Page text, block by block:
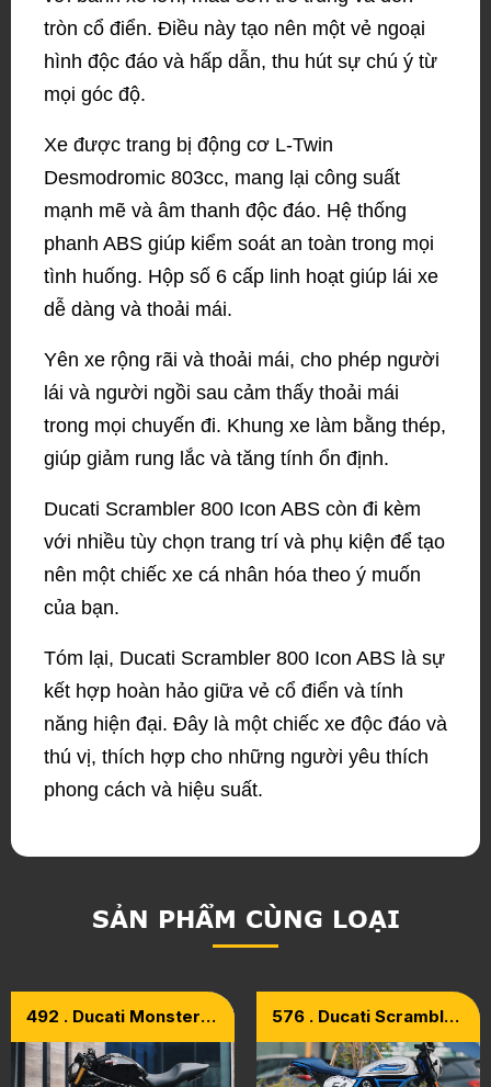
tròn cổ điển. Điều này tạo nên một vẻ ngoại
hình độc đáo và hấp dẫn, thu hút sự chú ý từ
mọi góc độ.
Xe được trang bị động cơ L-Twin
Desmodromic 803cc, mang lại công suất
mạnh mẽ và âm thanh độc đáo. Hệ thống
phanh ABS giúp kiểm soát an toàn trong mọi
tình huống. Hộp số 6 cấp linh hoạt giúp lái xe
dễ dàng và thoải mái.
Yên xe rộng rãi và thoải mái, cho phép người
lái và người ngồi sau cảm thấy thoải mái
trong mọi chuyến đi. Khung xe làm bằng thép,
giúp giảm rung lắc và tăng tính ổn định.
Ducati Scrambler 800 Icon ABS còn đi kèm
với nhiều tùy chọn trang trí và phụ kiện để tạo
nên một chiếc xe cá nhân hóa theo ý muốn
của bạn.
Tóm lại, Ducati Scrambler 800 Icon ABS là sự
kết hợp hoàn hảo giữa vẻ cổ điển và tính
năng hiện đại. Đây là một chiếc xe độc đáo và
thú vị, thích hợp cho những người yêu thích
phong cách và hiệu suất.
SẢN PHẨM CÙNG LOẠI
492 . Ducati Monster
Xám Mạnh Mẽ]
576 . Ducati Scrambler
2019 Thailand